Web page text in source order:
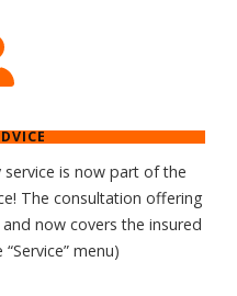
service is now part of the
The consultation offering
now covers the insured
menu)